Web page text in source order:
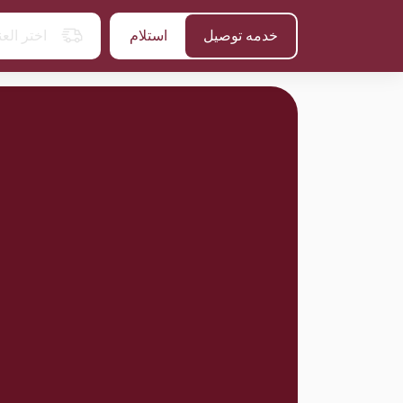
خدمه توصيل استلام اختر